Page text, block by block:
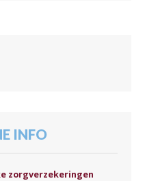
INFO
zorgverzekeringen